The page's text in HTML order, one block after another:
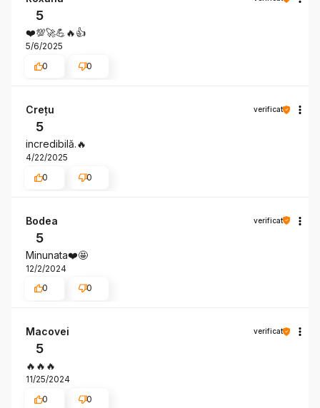
5
❤️💯🚀💪🔥👍️
5/6/2025
0
0
Crețu verificat
5
incredibilă.🔥
4/22/2025
0
0
Bodea verificat
5
Minunata❤️🤩
12/2/2024
0
0
Macovei verificat
5
🔥🔥🔥
11/25/2024
0
0